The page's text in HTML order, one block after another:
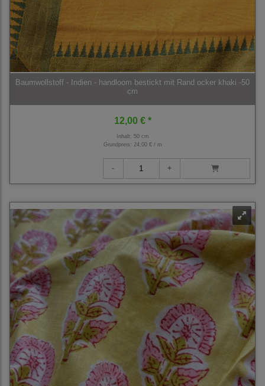
Baumwollstoff - Indien - handloom bestickt mit Rand ocker khaki -50
cm
12,00 € *
Inhalt: 50 cm
Grundpreis: 24,00 € / m